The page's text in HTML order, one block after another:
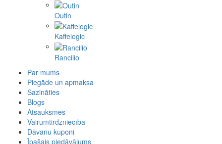
Outin
Kaffelogic
Rancilio
Par mums
Piegāde un apmaksa
Sazināties
Blogs
Atsauksmes
Vairumtirdzniecība
Dāvanu kuponi
Īpašais piedāvājums